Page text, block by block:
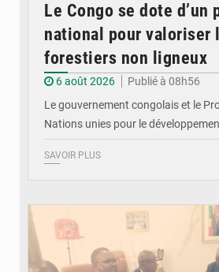
Le Congo se dote d’un
national pour valoriser
forestiers non ligneux
6 août 2026
Publié à 08h56
Le gouvernement congolais et le
Nations unies pour le
SAVOIR PLUS